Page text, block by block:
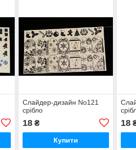
Слайдер-дизайн No121
срібло
18₴
Купити
18